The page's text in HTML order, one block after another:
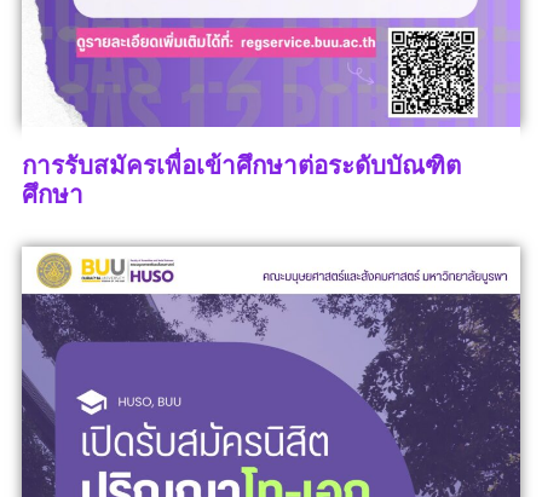
การรับสมัครเพื่อเข้าศึกษาต่อระดับบัณฑิต
ศึกษา